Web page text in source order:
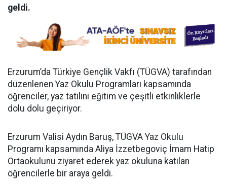
geldi.
Erzurum’da Türkiye Gençlik Vakfı (TÜGVA) tarafından
düzenlenen Yaz Okulu Programları kapsamında
öğrenciler, yaz tatilini eğitim ve çeşitli etkinliklerle
dolu dolu geçiriyor.
Erzurum Valisi Aydın Baruş, TÜGVA Yaz Okulu
Programı kapsamında Aliya İzzetbegoviç İmam Hatip
Ortaokulunu ziyaret ederek yaz okuluna katılan
öğrencilerle bir araya geldi.